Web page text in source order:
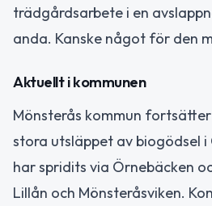
trädgårdsarbete i en
anda. Kanske något för den
Aktuellt i kommunen
Mönsterås kommun
stora utsläppet av biogödsel
har spridits via Örnebäcken
Lillån och Mönsteråsviken.